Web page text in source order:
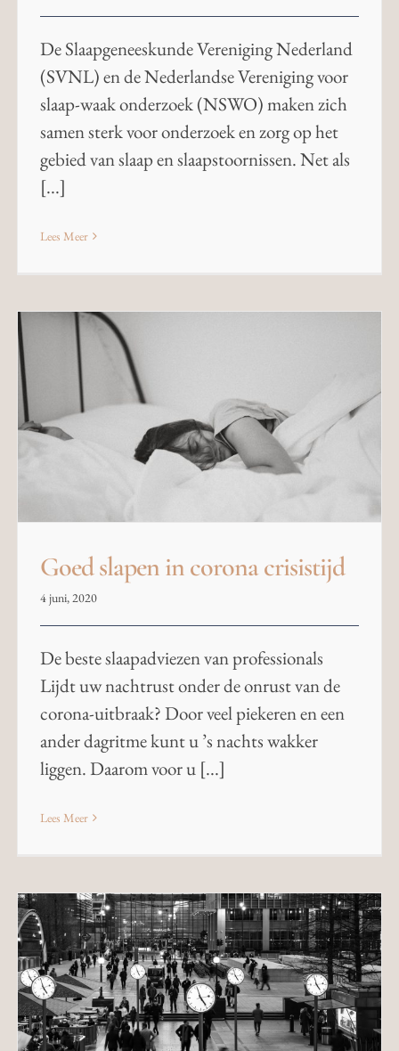
De Slaapgeneeskunde Vereniging Nederland
(SVNL) en de Nederlandse Vereniging voor
slaap-waak onderzoek (NSWO) maken zich
samen sterk voor onderzoek en zorg op het
gebied van slaap en slaapstoornissen. Net als
[...]
Lees Meer
Goed slapen in corona crisistijd
4 juni, 2020
De beste slaapadviezen van professionals
Lijdt uw nachtrust onder de onrust van de
corona-uitbraak? Door veel piekeren en een
ander dagritme kunt u ’s nachts wakker
liggen. Daarom voor u [...]
Lees Meer